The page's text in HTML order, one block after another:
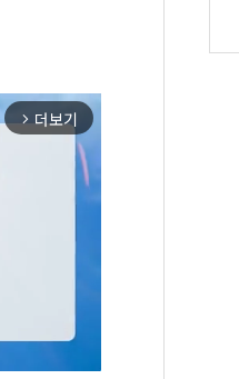
arrow_forward_ios 더보기